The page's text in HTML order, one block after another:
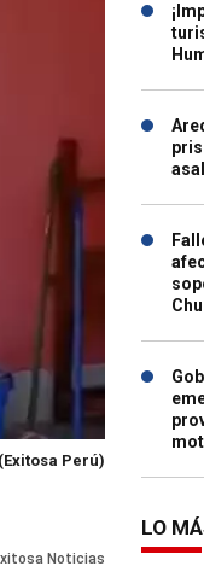
(Exitosa Perú)
LO